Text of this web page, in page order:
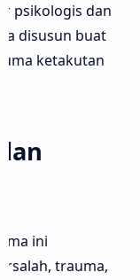
psikologis dan
disusun buat
ketakutan
ini
trauma,